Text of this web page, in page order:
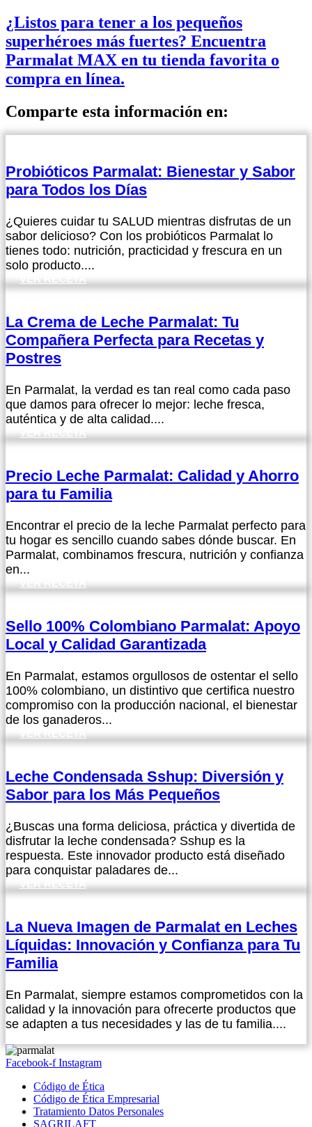
¿Listos para tener a los pequeños
superhéroes más fuertes? Encuentra
Parmalat MAX en tu tienda favorita o
compra en línea.
Comparte esta información en:
Probióticos Parmalat: Bienestar y Sabor
para Todos los Días
¿Quieres cuidar tu SALUD mientras disfrutas de un
sabor delicioso? Con los probióticos Parmalat lo
tienes todo: nutrición, practicidad y frescura en un
solo producto....
VER RECETA
La Crema de Leche Parmalat: Tu
Compañera Perfecta para Recetas y
Postres
En Parmalat, la verdad es tan real como cada paso
que damos para ofrecer lo mejor: leche fresca,
auténtica y de alta calidad....
VER RECETA
Precio Leche Parmalat: Calidad y Ahorro
para tu Familia
Encontrar el precio de la leche Parmalat perfecto para
tu hogar es sencillo cuando sabes dónde buscar. En
Parmalat, combinamos frescura, nutrición y confianza
en...
VER RECETA
Sello 100% Colombiano Parmalat: Apoyo
Local y Calidad Garantizada
En Parmalat, estamos orgullosos de ostentar el sello
100% colombiano, un distintivo que certifica nuestro
compromiso con la producción nacional, el bienestar
de los ganaderos...
VER RECETA
Leche Condensada Sshup: Diversión y
Sabor para los Más Pequeños
¿Buscas una forma deliciosa, práctica y divertida de
disfrutar la leche condensada? Sshup es la
respuesta. Este innovador producto está diseñado
para conquistar paladares de...
VER RECETA
La Nueva Imagen de Parmalat en Leches
Líquidas: Innovación y Confianza para Tu
Familia
En Parmalat, siempre estamos comprometidos con la
calidad y la innovación para ofrecerte productos que
se adapten a tus necesidades y las de tu familia....
Facebook-f Instagram
Código de Ética
Código de Ética Empresarial
Tratamiento Datos Personales
SAGRILAFT